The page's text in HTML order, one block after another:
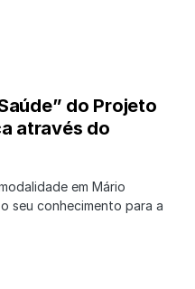
do Projeto
através do
em Mário
seu conhecimento para a